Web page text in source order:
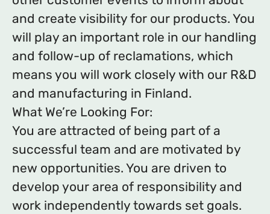
and create visibility for our products. You
will play an important role in our handling
and follow-up of reclamations, which
means you will work closely with our R&D
and manufacturing in Finland.
What We’re Looking For:
You are attracted of being part of a
successful team and are motivated by
new opportunities. You are driven to
develop your area of responsibility and
work independently towards set goals.